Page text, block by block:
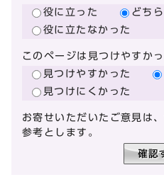
役に立った
どち
役に立たなかった
このページは見つけやすか
見つけやすかった
見つけにくかった
お寄せいただいたご意見は
参考とします。